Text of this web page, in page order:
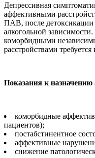
Депрессивная
аффективными
ПАВ, после детоксикации
алкогольной
коморбидными
расстройствами
Показания к назначению
коморбидные
пациентов);
постабстинентное
аффективные
снижение